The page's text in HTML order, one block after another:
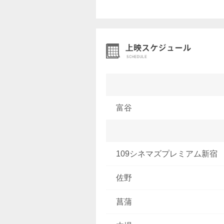
富谷
109シネマズプレミアム新宿
佐野
菖蒲